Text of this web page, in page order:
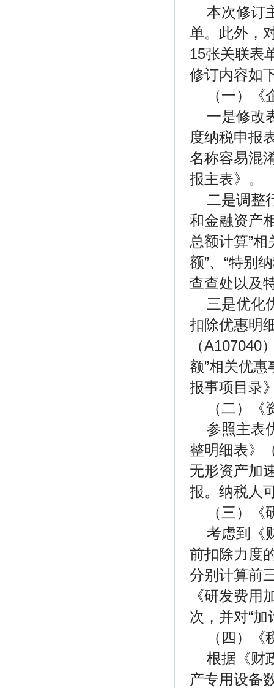
本次修订
单。此外，
15张关联表
修订内容如
（一）
一是修改
度纳税申报
名称容易混
报主表》。
二是调整
和金融资产
总额计算”
额”、“特别
查查处以及
三是优化
扣除优惠明
（A107040
额”相关优
报事项目录
（二）
参照主表
整明细表》
无形资产加
报。纳税人
（三）
考虑到《
前扣除力度
分别计算前
《研发费用
次，并对“
（四）
根据《财
产专用设备